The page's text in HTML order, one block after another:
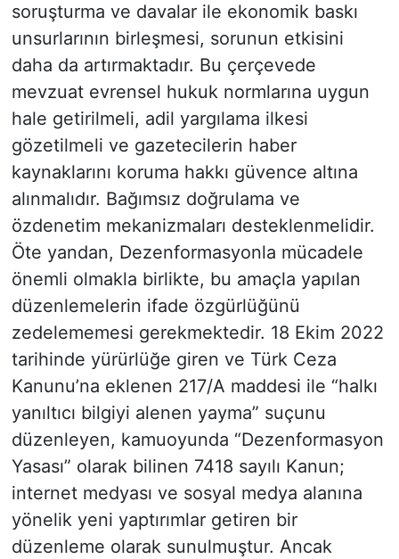
soruşturma ve davalar ile ekonomik baskı
unsurlarının birleşmesi, sorunun etkisini
daha da artırmaktadır. Bu çerçevede
mevzuat evrensel hukuk normlarına uygun
hale getirilmeli, adil yargılama ilkesi
gözetilmeli ve gazetecilerin haber
kaynaklarını koruma hakkı güvence altına
alınmalıdır. Bağımsız doğrulama ve
özdenetim mekanizmaları desteklenmelidir.
Öte yandan, Dezenformasyonla mücadele
önemli olmakla birlikte, bu amaçla yapılan
düzenlemelerin ifade özgürlüğünü
zedelememesi gerekmektedir. 18 Ekim 2022
tarihinde yürürlüğe giren ve Türk Ceza
Kanunu’na eklenen 217/A maddesi ile “halkı
yanıltıcı bilgiyi alenen yayma” suçunu
düzenleyen, kamuoyunda “Dezenformasyon
Yasası” olarak bilinen 7418 sayılı Kanun;
internet medyası ve sosyal medya alanına
yönelik yeni yaptırımlar getiren bir
düzenleme olarak sunulmuştur. Ancak